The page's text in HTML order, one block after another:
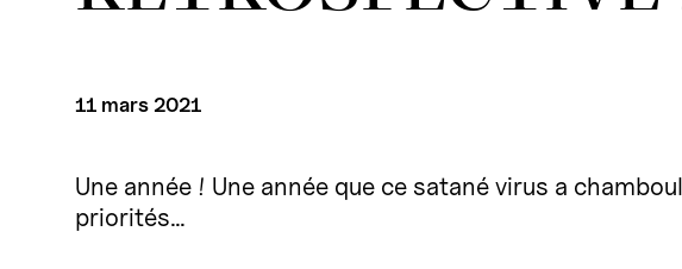
11 mars 2021
Une année ! Une année que ce satané virus a
priorités…